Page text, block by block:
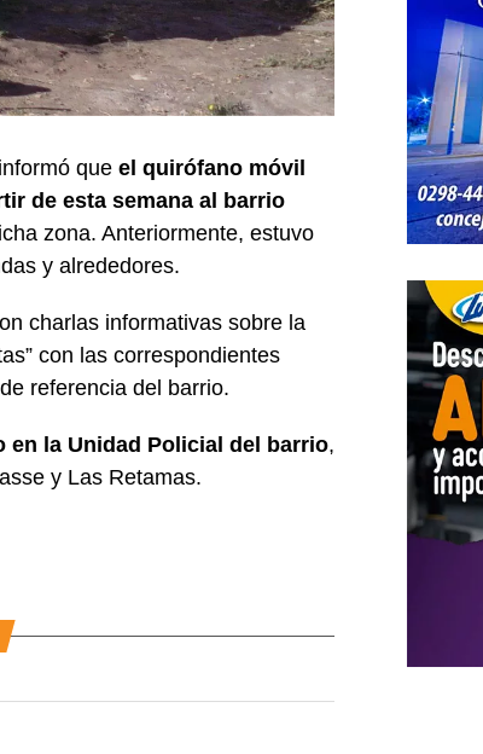
que el quirófano móvil
de esta semana al barrio
zona. Anteriormente, estuvo
y alrededores.
charlas informativas sobre la
con las correspondientes
referencia del barrio.
en la Unidad Policial del barrio,
y Las Retamas.